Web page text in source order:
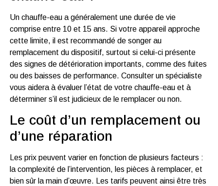
Un chauffe-eau a généralement une durée de vie
comprise entre 10 et 15 ans. Si votre appareil approche
cette limite, il est recommandé de songer au
remplacement du dispositif, surtout si celui-ci présente
des signes de détérioration importants, comme des fuites
ou des baisses de performance. Consulter un spécialiste
vous aidera à évaluer l’état de votre chauffe-eau et à
déterminer s’il est judicieux de le remplacer ou non.
Le coût d’un remplacement ou
d’une réparation
Les prix peuvent varier en fonction de plusieurs facteurs :
la complexité de l’intervention, les pièces à remplacer, et
bien sûr la main d’œuvre. Les tarifs peuvent ainsi être très